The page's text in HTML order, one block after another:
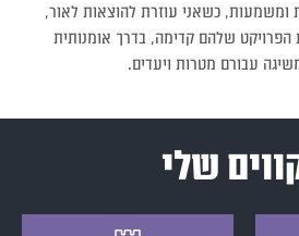
כשאני עוזרת להוצאות לאור,
הפרויקט שלהם קדימה, בדרך אומנותית
עבורם מטרות ויעדים.
שלי